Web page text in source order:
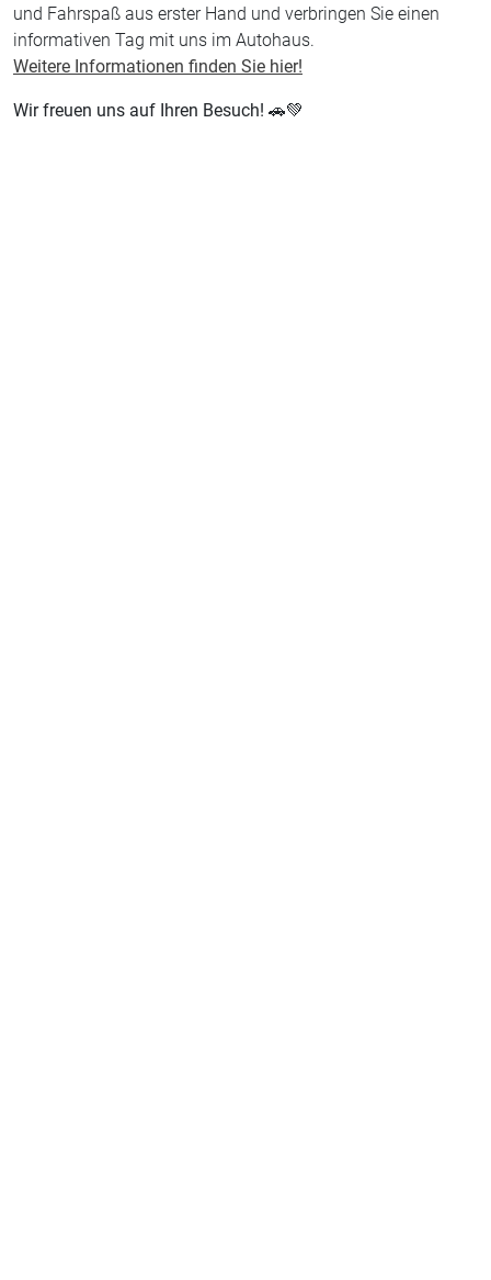
und Fahrspaß aus erster Hand und verbringen Sie einen
informativen Tag mit uns im Autohaus.
Weitere Informationen finden Sie hier!
Wir freuen uns auf Ihren Besuch! 🚗💚